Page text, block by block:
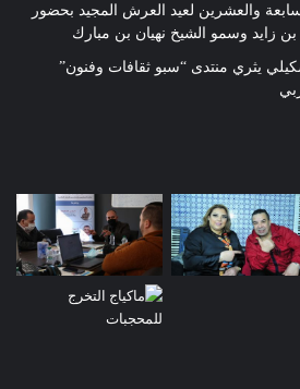
والعشرين لعيد العرش المجيد بحضور
زايد وسمو الشيخ نهيان بن مبارك
يثري منتدى “سبو ثقافات وفنون”